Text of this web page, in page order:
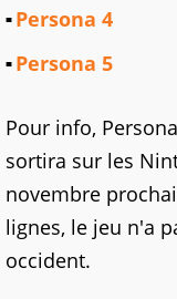
Persona 4
Persona 5
Pour info,
sortira sur les
novembre
lignes, le jeu n'a
occident.